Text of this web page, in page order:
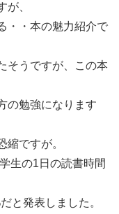
が、
・・本の魅力紹介で
そうですが、この本
の勉強になります
縮ですが。
生の1日の読書時間
と発表しました。